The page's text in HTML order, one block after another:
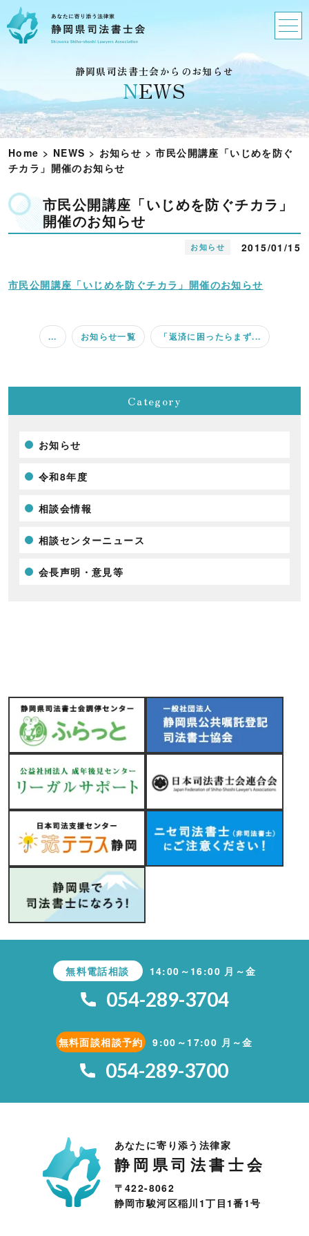
静岡県司法書士会からのお知らせ
NEWS
Home > NEWS > お知らせ >市民公開講座「いじめを防ぐ
チカラ」開催のお知らせ
市民公開講座「いじめを防ぐチカラ」
開催のお知らせ
お知らせ 2015/01/15
市民公開講座「いじめを防ぐチカラ」開催のお知らせ
... お知らせ一覧 「返済に困ったらまず...
Category
お知らせ
令和8年度
相談会情報
相談センターニュース
会長声明・意見等
無料電話相談 14:00～16:00 月～金
054-289-3704
無料面談相談予約 9:00～17:00 月～金
054-289-3700
あなたに寄り添う法律家
静岡県司法書士会
〒422-8062
静岡市駿河区稲川1丁目1番1号